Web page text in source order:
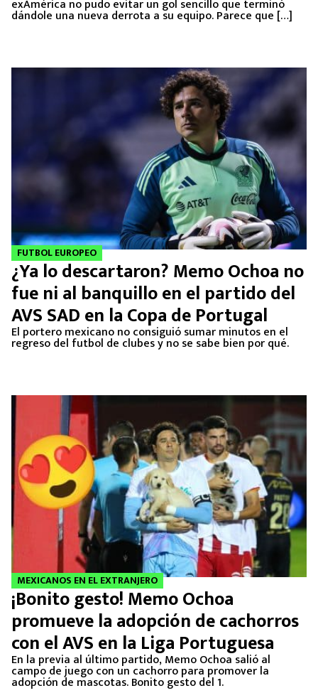
exAmérica no pudo evitar un gol sencillo que terminó
dándole una nueva derrota a su equipo. Parece que […]
FUTBOL EUROPEO
¿Ya lo descartaron? Memo Ochoa no
fue ni al banquillo en el partido del
AVS SAD en la Copa de Portugal
El portero mexicano no consiguió sumar minutos en el
regreso del futbol de clubes y no se sabe bien por qué.
MEXICANOS EN EL EXTRANJERO
¡Bonito gesto! Memo Ochoa
promueve la adopción de cachorros
con el AVS en la Liga Portuguesa
En la previa al último partido, Memo Ochoa salió al
campo de juego con un cachorro para promover la
adopción de mascotas. Bonito gesto del 1.